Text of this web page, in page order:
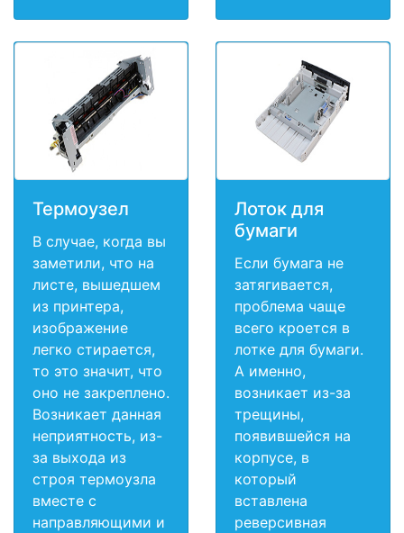
Термоузел
В случае, когда вы
заметили, что на
листе, вышедшем
из принтера,
изображение
легко стирается,
то это значит, что
оно не закреплено.
Возникает данная
неприятность, из-
за выхода из
строя термоузла
вместе с
направляющими и
Лоток для
бумаги
Если бумага не
затягивается,
проблема чаще
всего кроется в
лотке для бумаги.
А именно,
возникает из-за
трещины,
появившейся на
корпусе, в
который
вставлена
реверсивная